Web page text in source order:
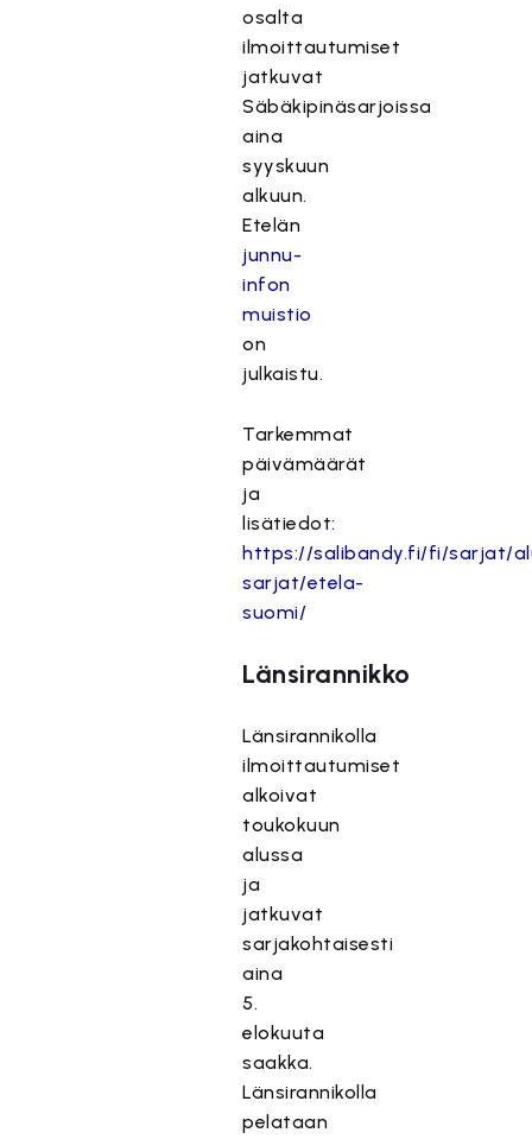
osalta
ilmoittautumiset
jatkuvat
Säbäkipinäsarjoissa
aina
syyskuun
alkuun.
Etelän
junnu-
infon
muistio
on
julkaistu.
Tarkemmat
päivämäärät
ja
lisätiedot:
https://salibandy.fi/fi/sarjat/
sarjat/etela-
suomi/
Länsirannikko
Länsirannikolla
ilmoittautumiset
alkoivat
toukokuun
alussa
ja
jatkuvat
sarjakohtaisesti
aina
5.
elokuuta
saakka.
Länsirannikolla
pelataan